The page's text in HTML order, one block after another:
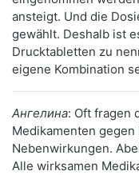
ansteigt. Und die
gewählt. Deshalb ist
Drucktabletten zu
eigene Kombination
Ангелина: Oft fragen
Medikamenten
Nebenwirkungen.
Alle wirksamen